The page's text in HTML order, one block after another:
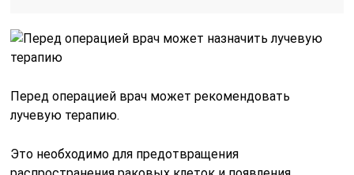
Перед операцией врач может рекомендовать
лучевую терапию.
Это необходимо для предотвращения